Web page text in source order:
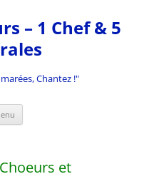
– 1 Chef & 5
Chantez !"
Choeurs et